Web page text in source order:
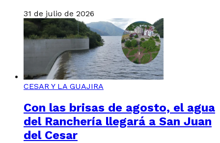
31 de julio de 2026
CESAR Y LA GUAJIRA
Con las brisas de agosto, el agua
del Ranchería llegará a San Juan
del Cesar